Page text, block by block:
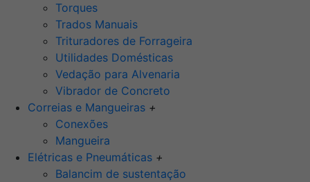
Torques
Trados Manuais
Trituradores de Forrageira
Utilidades Domésticas
Vedação para Alvenaria
Vibrador de Concreto
Correias e Mangueiras +
Conexões
Mangueira
Elétricas e Pneumáticas +
Balancim de sustentação